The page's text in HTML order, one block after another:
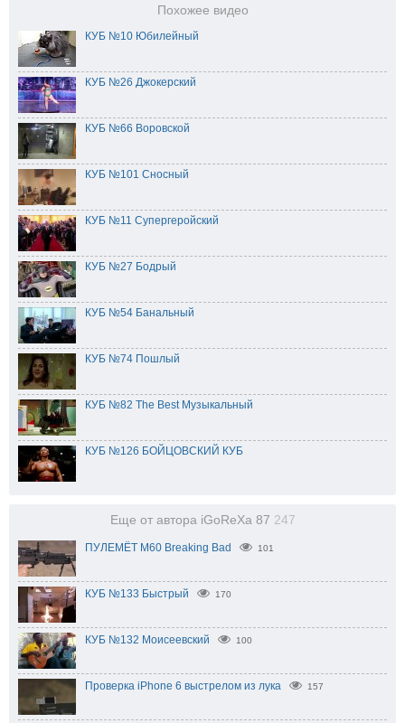
Похожее видео
КУБ №10 Юбилейный
КУБ №26 Джокерский
КУБ №66 Воровской
КУБ №101 Сносный
КУБ №11 Супергеройский
КУБ №27 Бодрый
КУБ №54 Банальный
КУБ №74 Пошлый
КУБ №82 The Best Музыкальный
КУБ №126 БОЙЦОВСКИЙ КУБ
Еще от автора iGoReXa 87 247
ПУЛЕМЁТ M60 Breaking Bad 101
КУБ №133 Быстрый 170
КУБ №132 Моисеевский 100
Проверка iPhone 6 выстрелом из лука 157